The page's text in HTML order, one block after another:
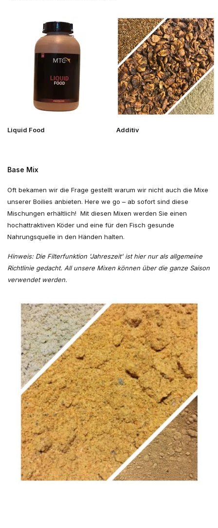
Liquid Food Additiv
Base Mix
Oft bekamen wir die Frage gestellt warum wir nicht auch die Mixe
unserer Boilies anbieten. Here we go – ab sofort sind diese
Mischungen erhältlich! Mit diesen Mixen werden Sie einen
hochattraktiven Köder und eine für den Fisch gesunde
Nahrungsquelle in den Händen halten.
Hinweis: Die Filterfunktion 'Jahreszeit' ist hier nur als allgemeine
Richtlinie gedacht. All unsere Mixen können über die ganze Saison
verwendet werden.